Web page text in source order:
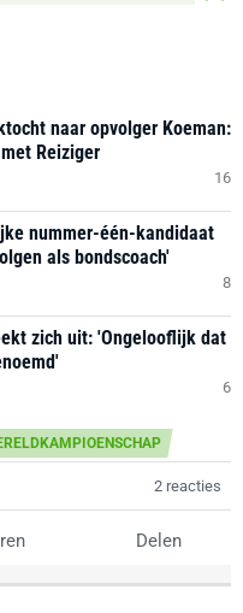
naar opvolger Koeman:
Reiziger
16
nummer-één-kandidaat
als bondscoach'
8
zich uit: 'Ongelooflijk dat
6
2 reacties
Delen